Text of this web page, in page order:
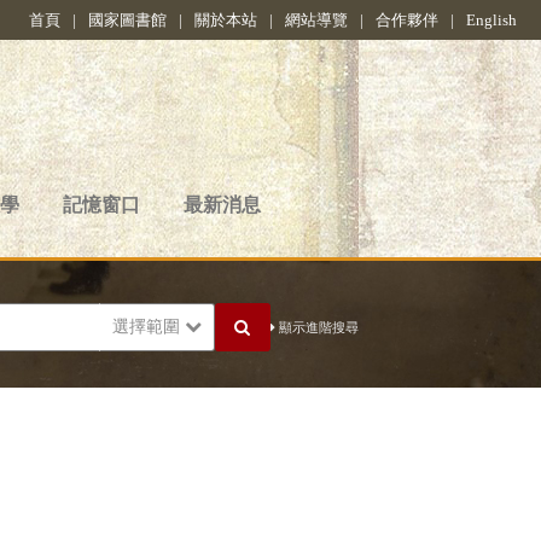
首頁 | 國家圖書館 | 關於本站 | 網站導覽 | 合作夥伴 | English
記憶窗口 最新消息
選擇範圍 顯示進階搜尋